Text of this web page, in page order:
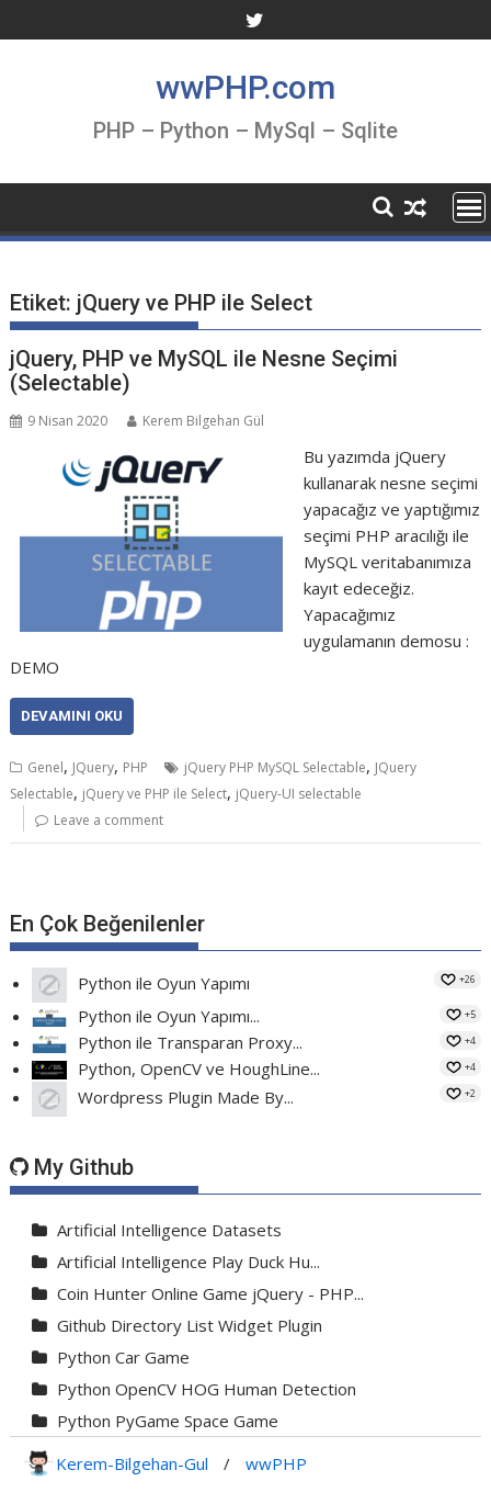
to
wwPHP.com
PHP – Python – MySql – Sqlite
Etiket: jQuery ve PHP ile Select
jQuery, PHP ve MySQL ile Nesne Seçimi
(Selectable)
9 Nisan 2020 Kerem Bilgehan Gül
Bu yazımda jQuery
kullanarak nesne seçimi
yapacağız ve yaptığımız
seçimi PHP aracılığı ile
MySQL veritabanımıza
kayıt edeceğiz.
Yapacağımız
uygulamanın demosu :
DEMO
DEVAMINI OKU
Genel, JQuery, PHP jQuery PHP MySQL Selectable, JQuery
Selectable, jQuery ve PHP ile Select, jQuery-UI selectable
Leave a comment
En Çok Beğenilenler
Python ile Oyun Yapımı +26
Python ile Oyun Yapımı... +5
Python ile Transparan Proxy... +4
Python, OpenCV ve HoughLine... +4
Wordpress Plugin Made By... +2
My Github
Artificial Intelligence Datasets
Artificial Intelligence Play Duck Hu...
Coin Hunter Online Game jQuery - PHP...
Github Directory List Widget Plugin
Python Car Game
Python OpenCV HOG Human Detection
Python PyGame Space Game
Python PyGame Yılan Oyunu - Snake G...
Kerem-Bilgehan-Gul / wwPHP